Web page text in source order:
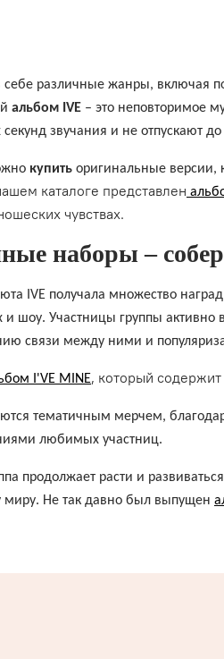
себе различные жанры,
альбом IVE – это неповторимое
звучания и не отпускают
купить оригинальные версии,
каталоге представлен
чувствах.
наборы –
IVE получала множество
шоу. Участницы группы активно
связи между ними и
I'VE MINE, который содержит
тематичным мерчем,
любимых участниц.
продолжает расти и
миру. Не так давно был выпущен